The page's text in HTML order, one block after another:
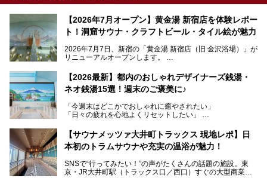
【2026年7月オープン】黄金湯 新宿店を体験レポー
ト！洞窟サウナ・クラフトビール・タイル絵が魅力
2026年7月7日、新宿の「黄金湯 新宿店（旧 金沢浴場）」が
リニューアルオープンします。
レトロでノスタルジックなタイル絵はそのまま、昔からここ
を知る地元の人にも、新しく足を運んでくれる人にも愛され
る、今の時代の"銭湯"として生まれ変わりました。洞窟のよ
ビアバーなど、新しく登場したスポットも併せて紹介しま
す。充実した設備があるのに、基本の入浴料が銭湯価格の5
【2026最新】都内のおしゃれデザイナーズ銭湯・
ネオ銭湯15選！週末のご褒美に♪
「今週末はどこかでおしゃれに癒やされたい」
「日々の疲れを心地よくリセットしたい」
となっている新しいスタイルの銭湯です。
最近、SNSやメディアで「デザイナーズ銭湯」や「ネオ銭
本記事では、そもそもこれらがどんな銭湯なのか、その気に
【サウナメッツァ大井町トラックス 現地レポ】日
本初のトラムサウナや充実の温浴が魅力！
SNSで“行ってみたい！”の声がたくさんの話題の施設。東
京・JR大井町駅（トラックス口／西口）すぐの大型商業施